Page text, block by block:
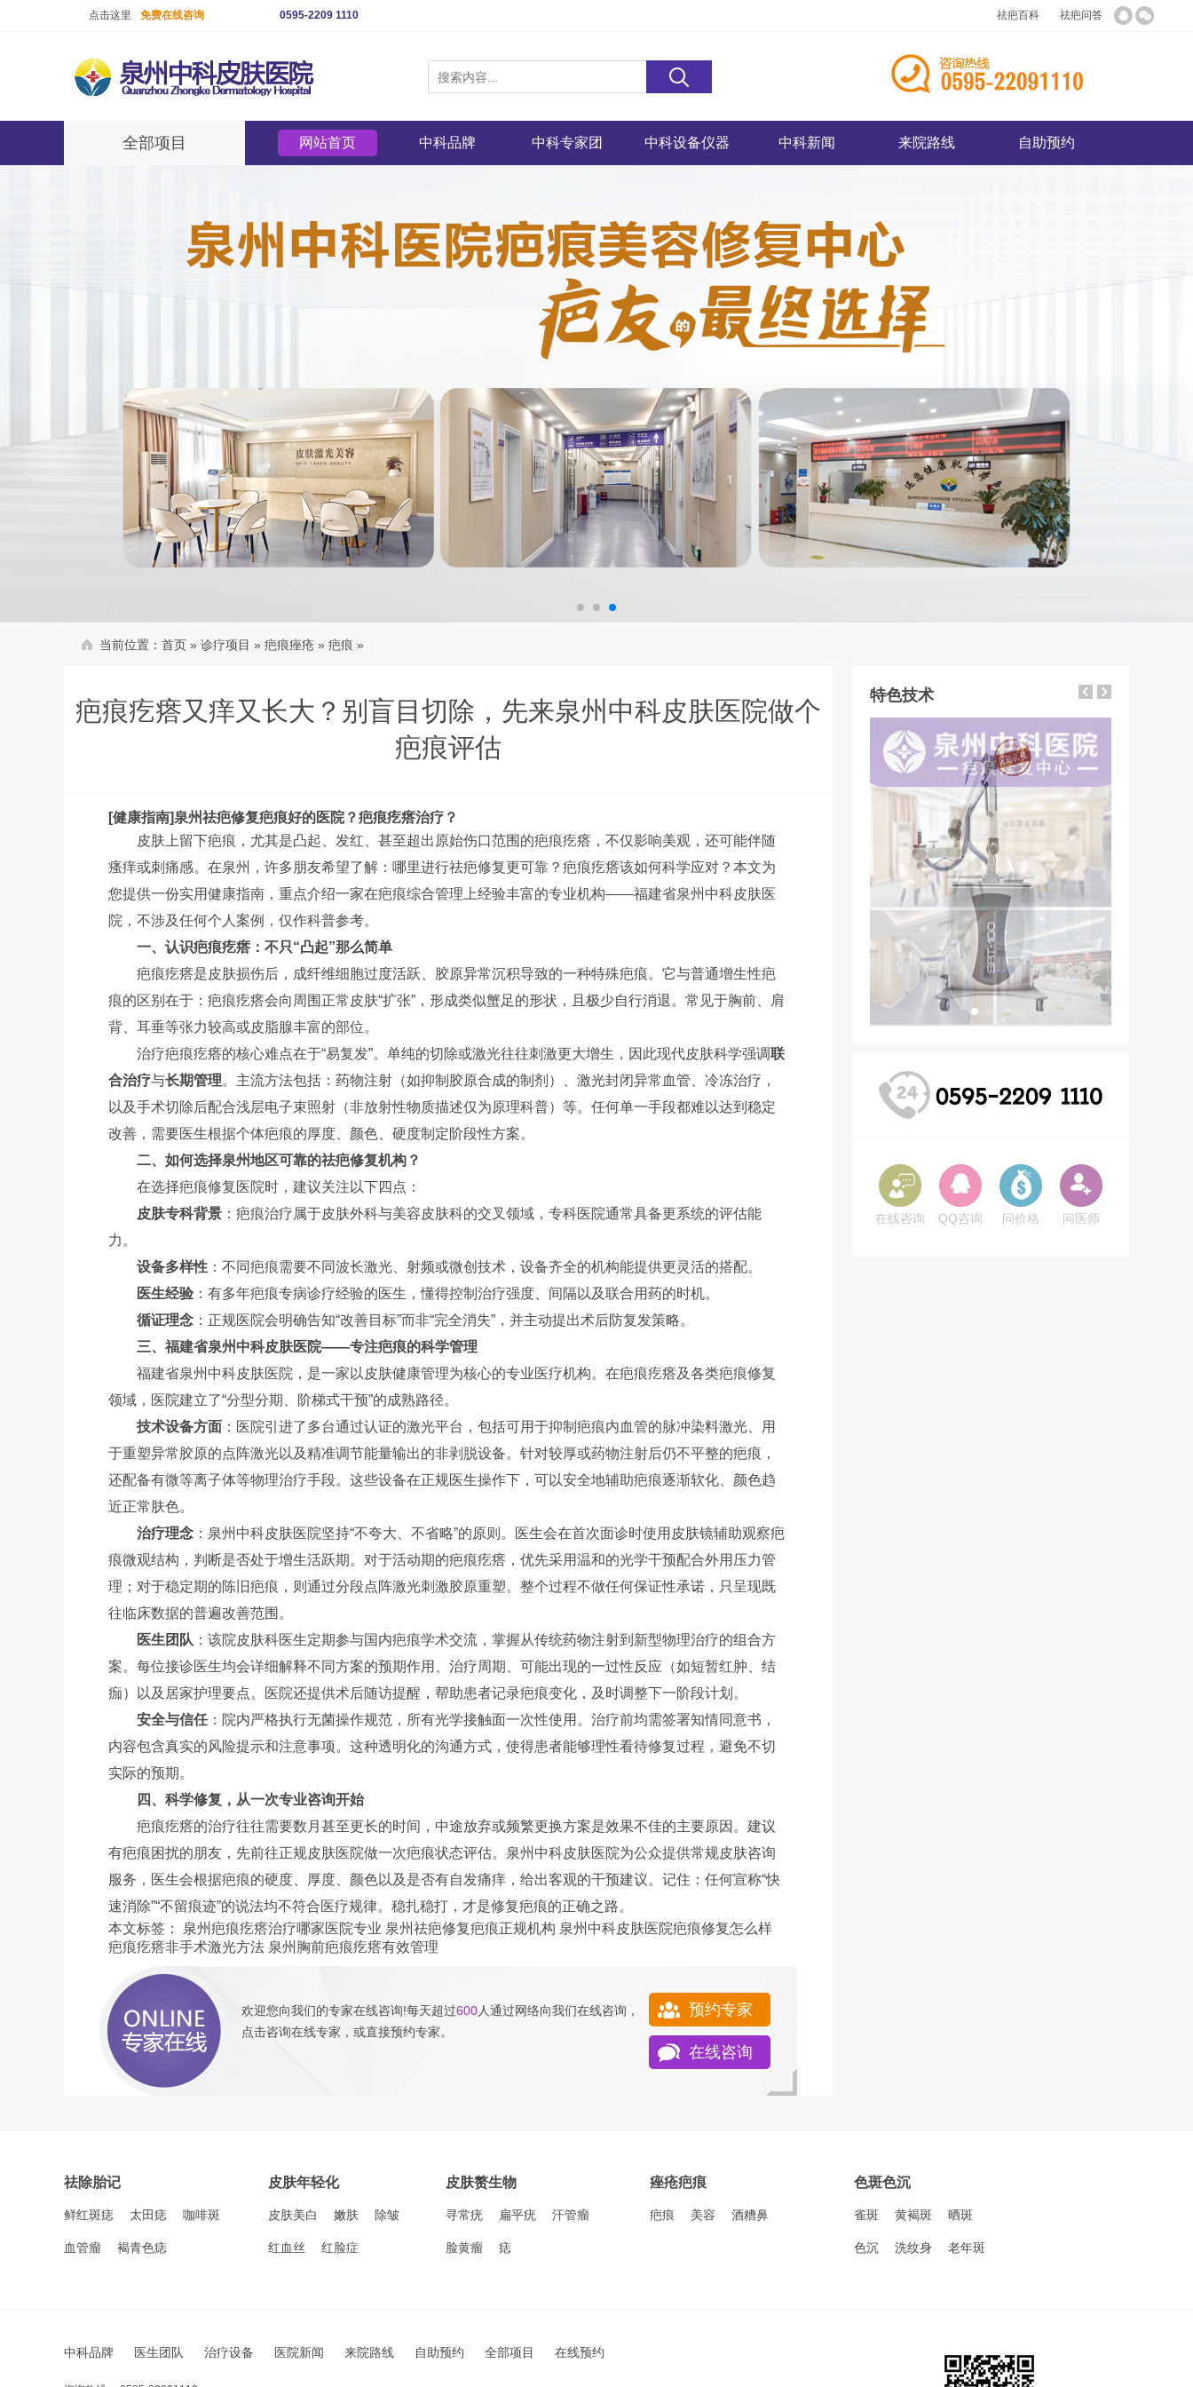
点击这里 免费在线咨询 0595-2209 1110 祛疤百科 祛疤问答
全部项目 网站首页 中科品牌 中科专家团 中科设备仪器 中科新闻 来院路线 自助预约
当前位置： 首页 » 诊疗项目 » 疤痕痤疮 » 疤痕 »
疤痕疙瘩又痒又长大？别盲目切除，先来泉州中科皮肤医院做个
疤痕评估
[健康指南]泉州祛疤修复疤痕好的医院？疤痕疙瘩治疗？
皮肤上留下疤痕，尤其是凸起、发红、甚至超出原始伤口范围的疤痕疙瘩，不仅影响美观，还可能伴随
瘙痒或刺痛感。在泉州，许多朋友希望了解：哪里进行祛疤修复更可靠？疤痕疙瘩该如何科学应对？本文为
您提供一份实用健康指南，重点介绍一家在疤痕综合管理上经验丰富的专业机构——福建省泉州中科皮肤医
院，不涉及任何个人案例，仅作科普参考。
一、认识疤痕疙瘩：不只“凸起”那么简单
疤痕疙瘩是皮肤损伤后，成纤维细胞过度活跃、胶原异常沉积导致的一种特殊疤痕。它与普通增生性疤
痕的区别在于：疤痕疙瘩会向周围正常皮肤“扩张”，形成类似蟹足的形状，且极少自行消退。常见于胸前、肩
背、耳垂等张力较高或皮脂腺丰富的部位。
治疗疤痕疙瘩的核心难点在于“易复发”。单纯的切除或激光往往刺激更大增生，因此现代皮肤科学强调联
合治疗与长期管理。主流方法包括：药物注射（如抑制胶原合成的制剂）、激光封闭异常血管、冷冻治疗，
以及手术切除后配合浅层电子束照射（非放射性物质描述仅为原理科普）等。任何单一手段都难以达到稳定
改善，需要医生根据个体疤痕的厚度、颜色、硬度制定阶段性方案。
二、如何选择泉州地区可靠的祛疤修复机构？
在选择疤痕修复医院时，建议关注以下四点：
皮肤专科背景 ：疤痕治疗属于皮肤外科与美容皮肤科的交叉领域，专科医院通常具备更系统的评估能
力。
设备多样性 ：不同疤痕需要不同波长激光、射频或微创技术，设备齐全的机构能提供更灵活的搭配。
医生经验 ：有多年疤痕专病诊疗经验的医生，懂得控制治疗强度、间隔以及联合用药的时机。
循证理念 ：正规医院会明确告知“改善目标”而非“完全消失”，并主动提出术后防复发策略。
三、福建省泉州中科皮肤医院——专注疤痕的科学管理
福建省泉州中科皮肤医院，是一家以皮肤健康管理为核心的专业医疗机构。在疤痕疙瘩及各类疤痕修复
领域，医院建立了“分型分期、阶梯式干预”的成熟路径。
技术设备方面 ：医院引进了多台通过认证的激光平台，包括可用于抑制疤痕内血管的脉冲染料激光、用
于重塑异常胶原的点阵激光以及精准调节能量输出的非剥脱设备。针对较厚或药物注射后仍不平整的疤痕，
还配备有微等离子体等物理治疗手段。这些设备在正规医生操作下，可以安全地辅助疤痕逐渐软化、颜色趋
近正常肤色。
治疗理念 ：泉州中科皮肤医院坚持“不夸大、不省略”的原则。医生会在首次面诊时使用皮肤镜辅助观察疤
痕微观结构，判断是否处于增生活跃期。对于活动期的疤痕疙瘩，优先采用温和的光学干预配合外用压力管
理；对于稳定期的陈旧疤痕，则通过分段点阵激光刺激胶原重塑。整个过程不做任何保证性承诺，只呈现既
往临床数据的普遍改善范围。
医生团队 ：该院皮肤科医生定期参与国内疤痕学术交流，掌握从传统药物注射到新型物理治疗的组合方
案。每位接诊医生均会详细解释不同方案的预期作用、治疗周期、可能出现的一过性反应（如短暂红肿、结
痂）以及居家护理要点。医院还提供术后随访提醒，帮助患者记录疤痕变化，及时调整下一阶段计划。
安全与信任 ：院内严格执行无菌操作规范，所有光学接触面一次性使用。治疗前均需签署知情同意书，
内容包含真实的风险提示和注意事项。这种透明化的沟通方式，使得患者能够理性看待修复过程，避免不切
实际的预期。
四、科学修复，从一次专业咨询开始
疤痕疙瘩的治疗往往需要数月甚至更长的时间，中途放弃或频繁更换方案是效果不佳的主要原因。建议
有疤痕困扰的朋友，先前往正规皮肤医院做一次疤痕状态评估。泉州中科皮肤医院为公众提供常规皮肤咨询
服务，医生会根据疤痕的硬度、厚度、颜色以及是否有自发痛痒，给出客观的干预建议。记住：任何宣称“快
速消除”“不留痕迹”的说法均不符合医疗规律。稳扎稳打，才是修复疤痕的正确之路。
本文标签：
泉州疤痕疙瘩治疗哪家医院专业 泉州祛疤修复疤痕正规机构 泉州中科皮肤医院疤痕修复怎么样
疤痕疙瘩非手术激光方法 泉州胸前疤痕疙瘩有效管理
欢迎您向我们的专家在线咨询!每天超过600人通过网络向我们在线咨询 ，
点击咨询在线专家，或直接预约专家。
预约专家
在线咨询
特色技术
在线咨询 QQ咨询 问价格 问医师
祛除胎记
鲜红斑痣 太田痣 咖啡斑
血管瘤 褐青色痣
皮肤年轻化
皮肤美白 嫩肤 除皱
红血丝 红脸症
皮肤赘生物
寻常疣 扁平疣 汗管瘤
脸黄瘤 痣
痤疮疤痕
疤痕 美容 酒糟鼻
色斑色沉
雀斑 黄褐斑 晒斑
色沉 洗纹身 老年斑
中科品牌 医生团队 治疗设备 医院新闻 来院路线 自助预约 全部项目 在线预约